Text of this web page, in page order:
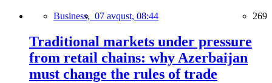
Business, 07 avqust, 08:44 269
Traditional markets under pressure
from retail chains: why Azerbaijan
must change the rules of trade